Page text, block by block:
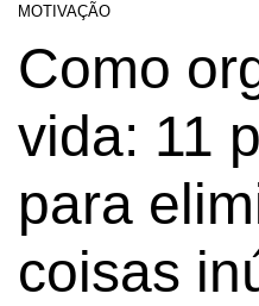
MOTIVAÇÃO
Como
vida: 11
para
coisas